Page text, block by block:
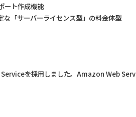
ート作成機能
な「サーバーライセンス型」の料金体型
を採用しました。Amazon Web